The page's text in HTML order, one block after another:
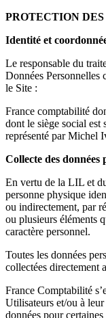
PROTECTION
Identité et
Le responsable du
Données Personnelles
le Site :
France comptabilité
dont le siège social
représenté par Michel
Collecte des données
En vertu de la LIL et
personne physique
ou indirectement, par
ou plusieurs éléments
caractère personnel.
Toutes les données
collectées directement
France Comptabilité
Utilisateurs et/ou à leur
données pour